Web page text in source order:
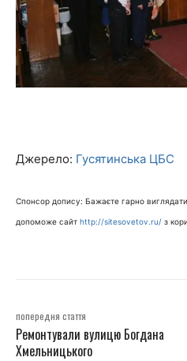
Джерело: Гусятинська ЦБС
Спонсор допису: Бажаєте гарно
допоможе сайт http://sitesovetov.ru/ з
попередня стаття
Ремонтували вулицю Богдана
Хмельницького